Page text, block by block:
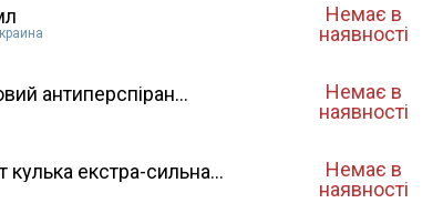
Немає в
наявності
антиперспіран...
Немає в
наявності
екстра-сильна...
Немає в
наявності